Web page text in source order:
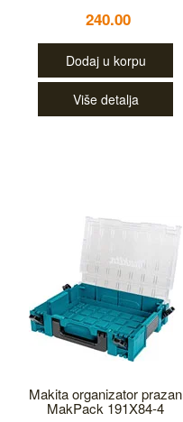
240.00
Dodaj u korpu
Više detalja
Makita organizator prazan
MakPack 191X84-4